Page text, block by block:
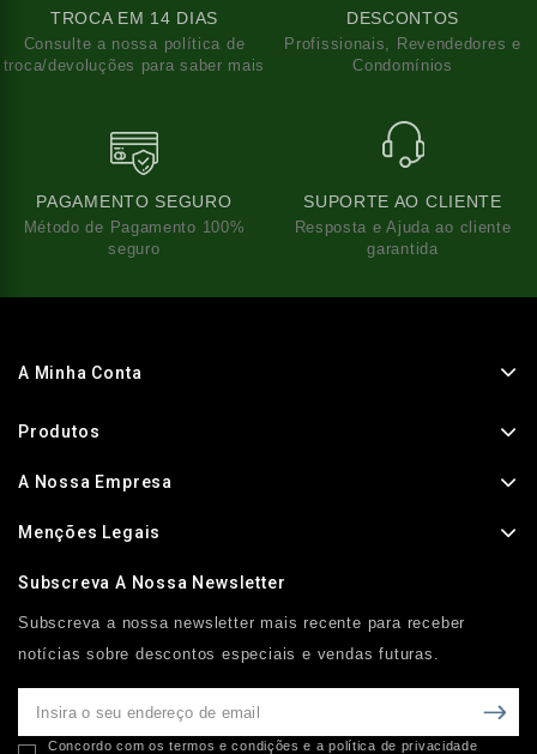
TROCA EM 14 DIAS
Consulte a nossa política de
troca/devoluções para saber mais
DESCONTOS
Profissionais, Revendedores e
Condomínios
PAGAMENTO SEGURO
Método de Pagamento 100%
seguro
SUPORTE AO CLIENTE
Resposta e Ajuda ao cliente
garantida
A Minha Conta
Produtos
A Nossa Empresa
Menções Legais
Subscreva A Nossa Newsletter
Subscreva a nossa newsletter mais recente para receber
notícias sobre descontos especiais e vendas futuras.
Concordo com os termos e condições e a política de privacidade